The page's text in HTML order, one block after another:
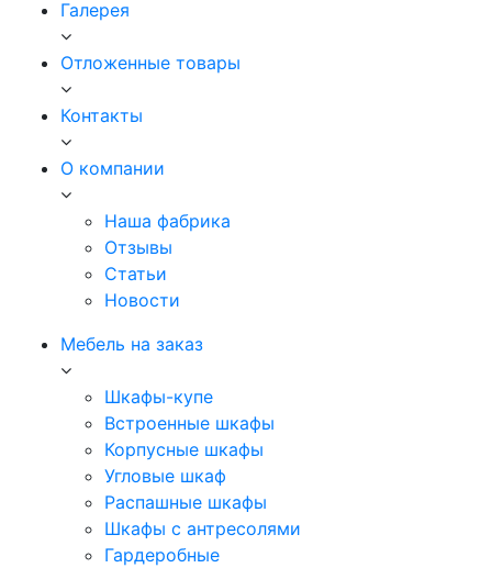
Галерея
Отложенные товары
Контакты
О компании
Наша фабрика
Отзывы
Статьи
Новости
Мебель на заказ
Шкафы-купе
Встроенные шкафы
Корпусные шкафы
Угловые шкаф
Распашные шкафы
Шкафы с антресолями
Гардеробные